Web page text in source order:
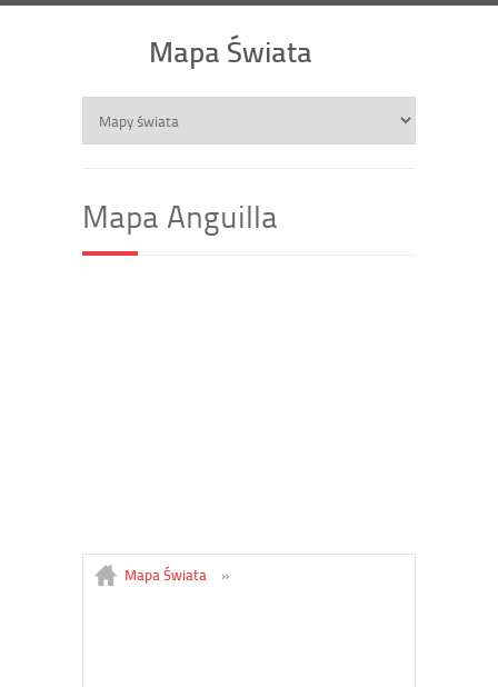
Mapa Świata
Mapa Anguilla
Mapa Świata »